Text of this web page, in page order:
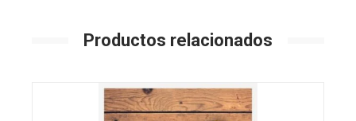
Productos relacionados